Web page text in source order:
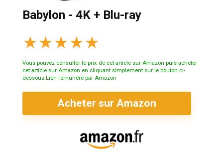
Babylon - 4K + Blu-ray
★★★★★
Vous pouvez consulter le prix de cet article sur Amazon puis acheter
cet article sur Amazon en cliquant simplement sur le bouton ci-
dessous.Lien rémunéré par Amazon
Acheter sur Amazon